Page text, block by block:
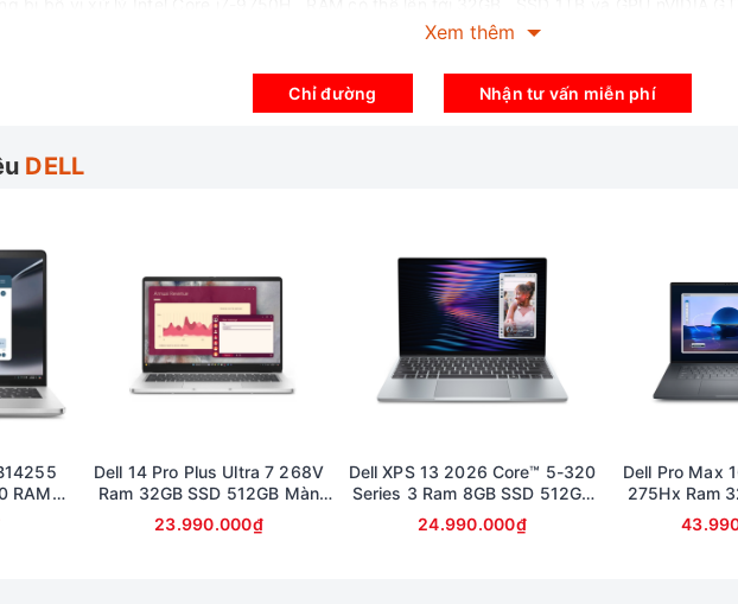
nhất nhì hiện nay máy thực hiện một cách mượt mà không sợ bị giật lag.
nhưng Dell XPS 7590 cũng được trang bị đầy đủ các cổng kết nối vốn cần có bao gồm
có tốc độ truyền dữ liệu nhanh gấp 5 lần cổng USB thông thường, có thể xuất trình
Touchpad
7590 chống tràn với kích thước tiêu chuẩn, các phím có độ nảy tốt , khoảng cách các
.
với khả năng hỗ trợ đa điểm giúp cho các thao tác cuộn trang, thu phóng… được thực
Xem thêm
Chỉ đường Nhận tư vấn miễn phí
DELL
RAM
Dell 14 Pro Plus Ultra 7 268V
Ram 32GB SSD 512GB Màn
14inch FullHD Touch
23.990.000₫
Dell XPS 13 2026 Core™ 5-320
Series 3 Ram 8GB SSD 512GB
Màn 13.4inch 2K cảm ứng
24.990.000₫
Dell Pro Max
275Hx Ram
Card RTX
FullHD (bảo